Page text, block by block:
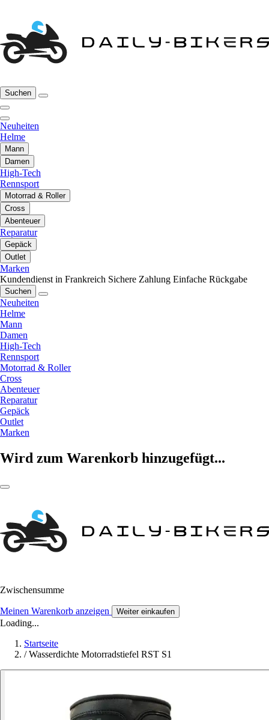
Suchen
Neuheiten
Helme
Mann
Damen
High-Tech
Rennsport
Motorrad & Roller
Cross
Abenteuer
Reparatur
Gepäck
Outlet
Marken
Kundendienst in Frankreich Sichere Zahlung Einfache Rückgabe
Suchen
Neuheiten
Helme
Mann
Damen
High-Tech
Rennsport
Motorrad & Roller
Cross
Abenteuer
Reparatur
Gepäck
Outlet
Marken
Wird zum Warenkorb hinzugefügt...
Zwischensumme
Meinen Warenkorb anzeigen Weiter einkaufen
Loading...
Startseite
/ Wasserdichte Motorradstiefel RST S1